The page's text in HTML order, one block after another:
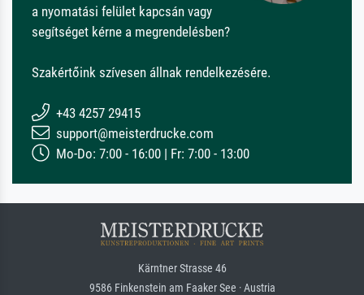
a nyomatási felület kapcsán vagy
segítséget kérne a megrendelésben?
Szakértőink szívesen állnak rendelkezésére.
+43 4257 29415
support@meisterdrucke.com
Mo-Do: 7:00 - 16:00 | Fr: 7:00 - 13:00
Kärntner Strasse 46
9586 Finkenstein am Faaker See · Austria